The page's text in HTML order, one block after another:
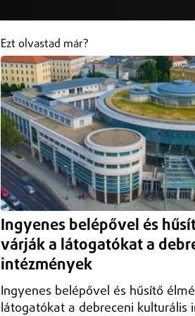
+36 (20) 316 3000
Sport Belföld
Helyi Debrecen Helyi
Ezt olvastad már?
Ingyenes belépővel és
várják a látogatókat a
intézmények
Ingyenes belépővel és hűsítő
látogatókat a debreceni kulturális